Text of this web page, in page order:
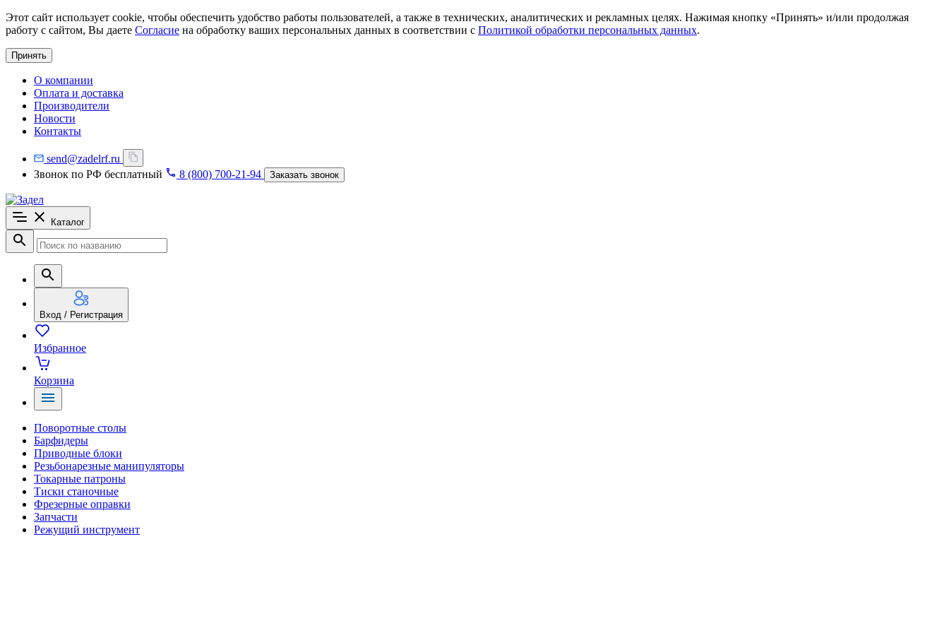
Этот сайт использует cookie, чтобы обеспечить удобство работы пользователей, а также в технических, аналитических и рекламных целях. Нажимая кнопку «Принять» и/или продолжая
работу с сайтом, Вы даете Согласие на обработку ваших персональных данных в соответствии с Политикой обработки персональных данных.
Принять
О компании
Оплата и доставка
Производители
Новости
Контакты
send@zadelrf.ru
Звонок по РФ бесплатный
8 (800) 700-21-94 Заказать звонок
Каталог
Вход / Регистрация
Избранное
Корзина
Поворотные столы
Барфидеры
Приводные блоки
Резьбонарезные манипуляторы
Токарные патроны
Тиски станочные
Фрезерные оправки
Запчасти
Режущий инструмент